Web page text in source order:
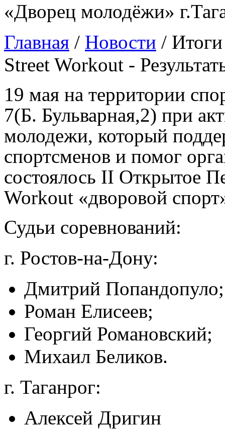
«Дворец молодёжи»
Главная / Новости /
Street Workout -
19 мая на территории
7(Б. Бульварная,2) при
молодежи, который
спортсменов и помог
состоялось II Открытое
Workout «дворовой
Судьи соревнований:
г. Ростов-на-Дону:
Дмитрий Попандопуло;
Роман Елисеев;
Георгий Романовский;
Михаил Беликов.
г. Таганрог:
Алексей Дригин